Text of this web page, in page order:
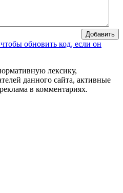
Добавить
лексику,
данного сайта, активные
в комментариях.